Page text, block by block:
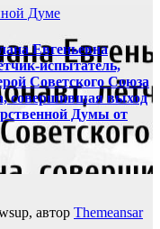
Думе
Евгеньевна
испытатель,
Советского Союза
совершившая выход
Думы от
автор Themeansar